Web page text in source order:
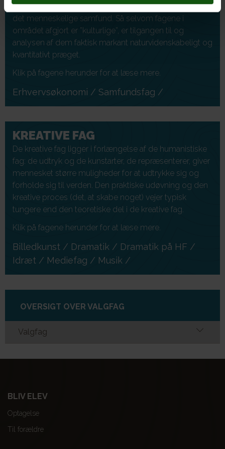
fordi man her i høj grad bruger empiri til at understøtte
det menneskelige samfund. Så selvom fagene i
området afgjort er ”kulturlige”, er tilgangen til og
analysen af dem faktisk markant naturvidenskabeligt og
kvantitativt præget.
Klik på fagene herunder for at læse mere.
Erhvervsøkonomi / Samfundsfag /
KREATIVE FAG
De kreative fag ligger i forlængelse af de humanistiske
fag: de udtryk og de kunstarter, de repræsenterer, giver
mennesket større muligheder for at udtrykke sig og
forholde sig til verden. Den praktiske udøvning og den
kreative proces (det, at skabe noget) vejer typisk
tungere end den teoretiske del i de kreative fag.
Klik på fagene herunder for at læse mere.
Billedkunst / Dramatik / Dramatik på HF /
Idræt / Mediefag / Musik /
OVERSIGT OVER VALGFAG
Valgfag
BLIV ELEV
Optagelse
Til forældre